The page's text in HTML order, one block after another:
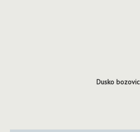
Dusko bozovic